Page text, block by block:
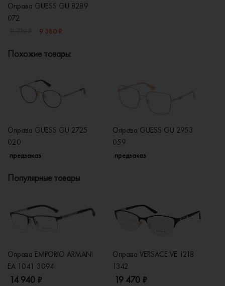
Оправа GUESS GU 8289
072
9 380 ₽
Похожие товары:
Оправа GUESS GU 2725
020
предзаказ
Оправа GUESS GU 2953
059
предзаказ
Популярные товары
Оправа EMPORIO ARMANI
EA 1041 3094
14 940 ₽
Оправа VERSACE VE 1218
1342
19 470 ₽